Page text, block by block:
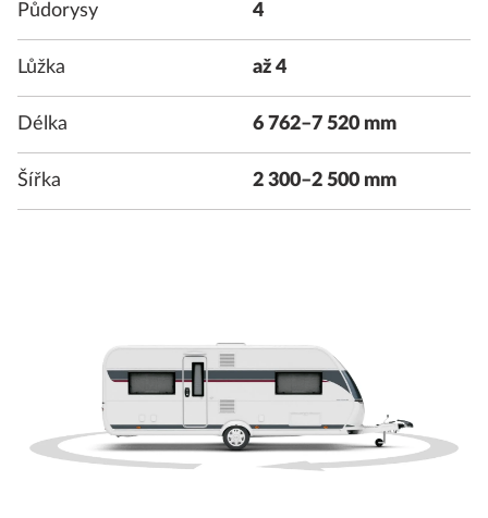
Půdorysy 4
Lůžka až 4
Délka 6 762–7 520 mm
Šířka 2 300–2 500 mm